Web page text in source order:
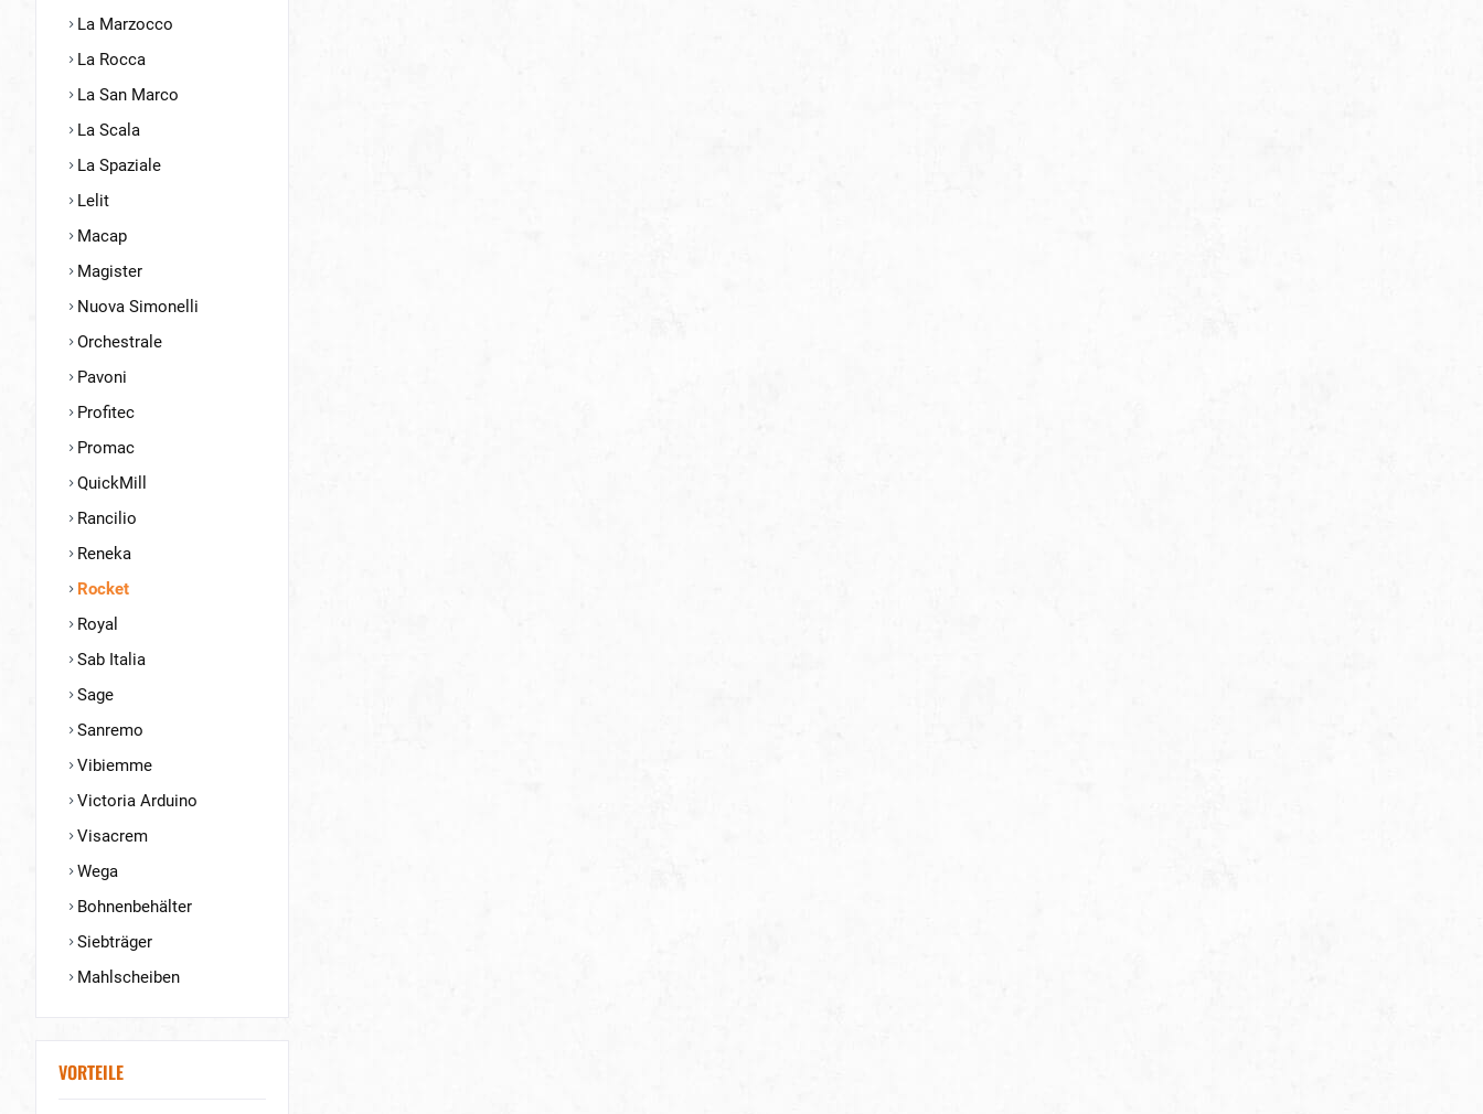
La Marzocco
La Rocca
La San Marco
La Scala
La Spaziale
Lelit
Macap
Magister
Nuova Simonelli
Orchestrale
Pavoni
Profitec
Promac
QuickMill
Rancilio
Reneka
Rocket
Royal
Sab Italia
Sage
Sanremo
Vibiemme
Victoria Arduino
Visacrem
Wega
Bohnenbehälter
Siebträger
Mahlscheiben
VORTEILE